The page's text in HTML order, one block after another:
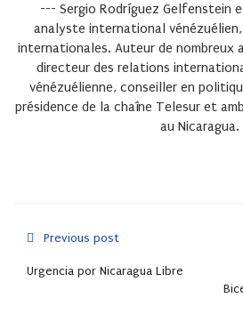
--- Sergio Rodríguez Gelfenstein
analyste international
internationales. Auteur de nombreux
directeur des relations
vénézuélienne, conseiller en
présidence de la chaîne Telesur et
au Nicaragua.
Previous post
Urgencia por Nicaragua Libre